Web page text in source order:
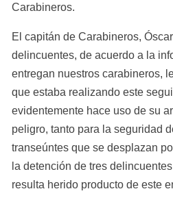
Carabineros.
El capitán de Carabineros,
delincuentes, de acuerdo a la
entregan nuestros carabineros,
que estaba realizando este
evidentemente hace uso de su
peligro, tanto para la seguridad
transeúntes que se desplazan
la detención de tres
resulta herido producto de este